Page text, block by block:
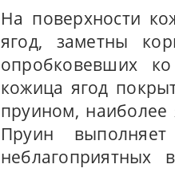
На поверхности
ягод, заметны
опробковевших
кожица ягод
пруином,
Пруин